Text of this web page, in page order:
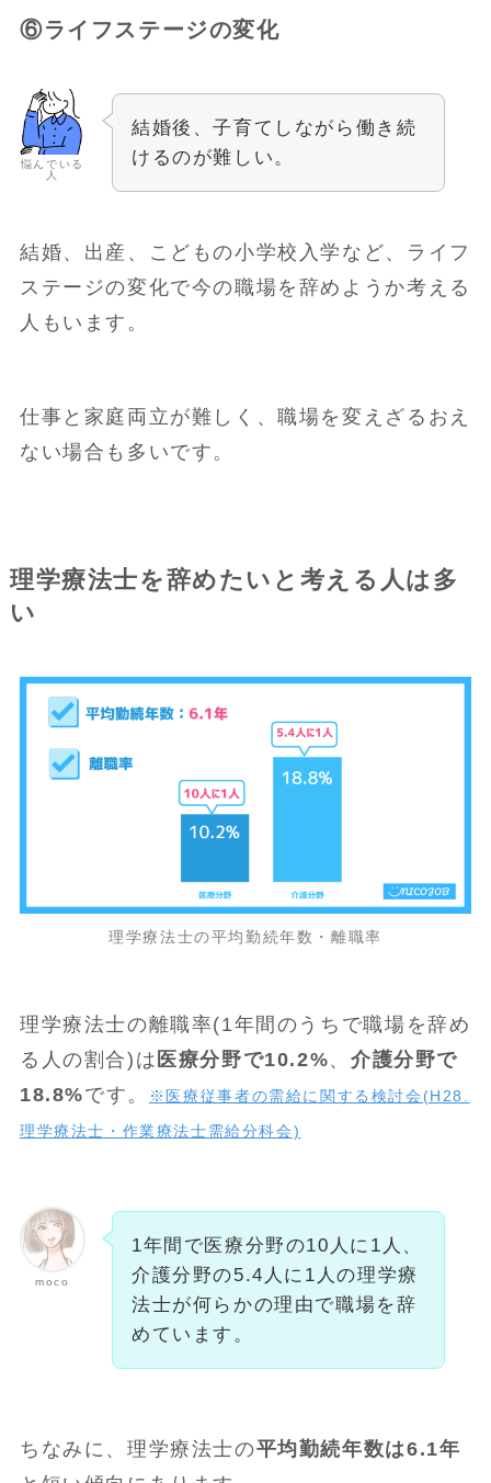
⑥ライフステージの変化
悩んでいる
人
結婚後、子育てしながら働き続
けるのが難しい。
結婚、出産、こどもの小学校入学など、ライフ
ステージの変化で今の職場を辞めようか考える
人もいます。
仕事と家庭両立が難しく、職場を変えざるおえ
ない場合も多いです。
理学療法士を辞めたいと考える人は多
い
理学療法士の平均勤続年数・離職率
理学療法士の離職率(1年間のうちで職場を辞め
る人の割合)は 医療分野で10.2%、 介護分野で
18.8%です。
※医療従事者の需給に関する検討会(H28.
理学療法士・作業療法士需給分科会)
moco
1年間で医療分野の10人に1人、
介護分野の5.4人に1人の理学療
法士が何らかの理由で職場を辞
めています。
ちなみに、理学療法士の平均勤続年数は6.1年